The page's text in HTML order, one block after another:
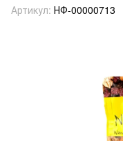
Артикул: НФ-00000713